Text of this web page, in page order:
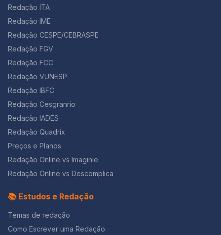
Redação ITA
Redação IME
Redação CESPE/CEBRASPE
Redação FGV
Redação FCC
Redação VUNESP
Redação IBFC
Redação Cesgranrio
Redação IADES
Redação Quadrix
Preços e Planos
Redação Online vs Imaginie
Redação Online vs Descomplica
📚 Estudos e Redação
Temas de redação
Como Escrever uma Redação